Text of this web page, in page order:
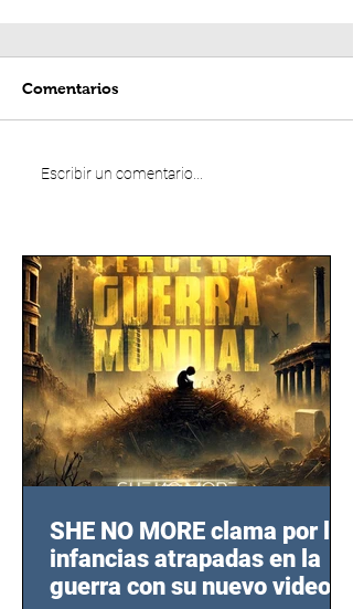
Comentarios
Escribir un comentario...
SHE NO MORE clama por las
infancias atrapadas en la
guerra con su nuevo video